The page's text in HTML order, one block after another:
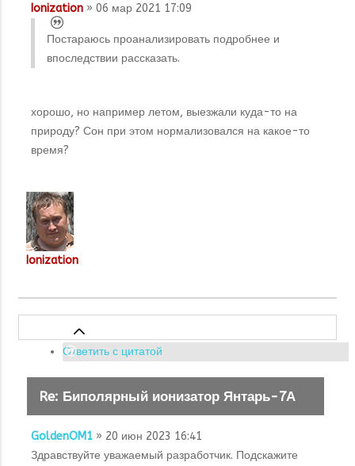
Ionization » 06 мар 2021 17:09
Постараюсь проанализировать подробнее и
впоследствии рассказать.
хорошо, но например летом, выезжали куда-то на
природу? Сон при этом нормализовался на какое-то
время?
Ionization
Ответить с цитатой
Re: Биполярный ионизатор Янтарь-7А
GoldenOM1 » 20 июн 2023 16:41
Здравствуйте уважаемый разработчик. Подскажите